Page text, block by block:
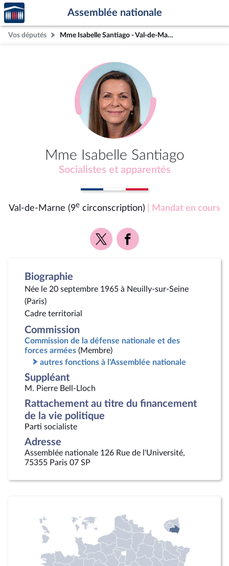
Aller au contenu
Aller en bas de la page
Accèder
à la
page
d'accueil
Assemblée nationale
Vos députés Mme Isabelle Santiago - Val-de-Marne (9e circonscription)
Mme Isabelle Santiago
Socialistes et apparentés
Val-de-Marne (9e circonscription) | Mandat en cours
Voir
la
Voir
la
Biographie
Née le 20 septembre 1965 à Neuilly-sur-Seine
(Paris)
Cadre territorial
Commission
Commission de la défense nationale et des
forces armées (Membre)
autres fonctions à l'Assemblée nationale
Suppléant
M. Pierre Bell-Lloch
Rattachement au titre du financement
de la vie politique
Parti socialiste
Adresse
Assemblée nationale 126 Rue de l'Université,
75355 Paris 07 SP